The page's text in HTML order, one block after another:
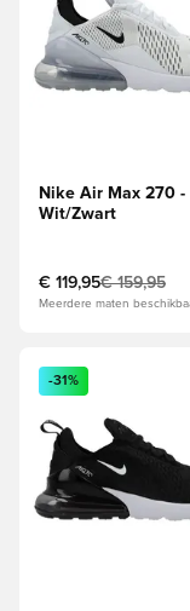
Nike Air Max 270 -
Wit/Zwart
€ 119,95€ 159,95
Meerdere maten
Opent een
-31%